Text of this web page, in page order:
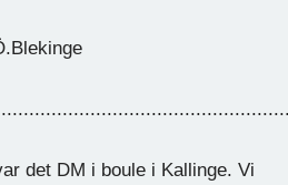
det DM i boule i Kallinge. Vi